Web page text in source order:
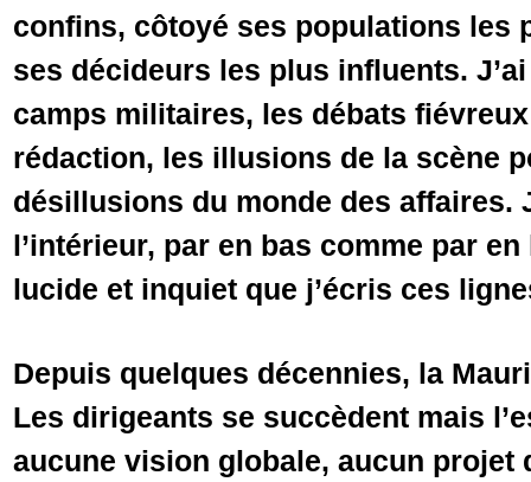
confins, côtoyé ses populations les
ses décideurs les plus influents.
camps militaires, les débats
rédaction, les illusions de la scène
désillusions du monde des affaires.
l’intérieur, par en bas comme par
lucide et inquiet que j’écris ces
Depuis quelques décennies, la
Les dirigeants se succèdent mais
aucune vision globale, aucun projet